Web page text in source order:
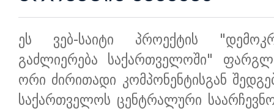
ეს ვებ-საიტი პროექტის
გაძლიერება საქართველოში"
ორი ძირითადი კომპონენტისგან
საქართველოს ცენტრალური საარჩევნო